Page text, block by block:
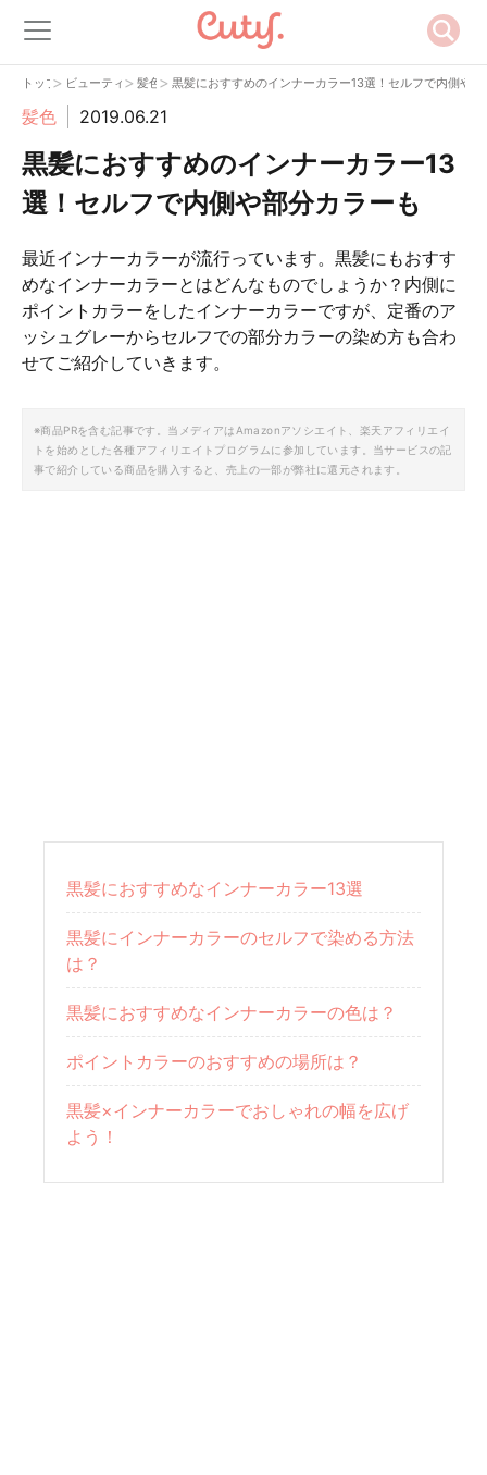
トップ> ビューティー
> 髪色> 黒髪におすすめのインナーカラー13選！セルフで内側や部
髪色 2019.06.21
黒髪におすすめのインナーカラー13
選！セルフで内側や部分カラーも
最近インナーカラーが流行っています。黒髪にもおすす
めなインナーカラーとはどんなものでしょうか？内側に
ポイントカラーをしたインナーカラーですが、定番のア
ッシュグレーからセルフでの部分カラーの染め方も合わ
せてご紹介していきます。
※商品PRを含む記事です。当メディアはAmazonアソシエイト、楽天アフィリエイ
トを始めとした各種アフィリエイトプログラムに参加しています。当サービスの記
事で紹介している商品を購入すると、売上の一部が弊社に還元されます。
黒髪におすすめなインナーカラー13選
黒髪にインナーカラーのセルフで染める方法
は？
黒髪におすすめなインナーカラーの色は？
ポイントカラーのおすすめの場所は？
黒髪×インナーカラーでおしゃれの幅を広げ
よう！